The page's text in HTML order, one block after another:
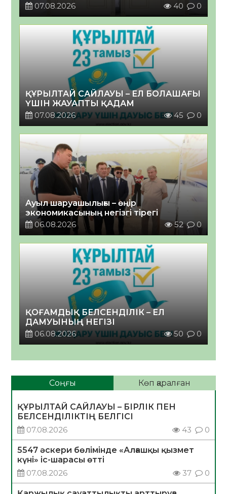
07.08.2026
40 0
ҚҰРЫЛТАЙ САЙЛАУЫ – ЕЛ БОЛАШАҒЫ
ҮШІН ЖАУАПТЫ ҚАДАМ
07.08.2026
45 0
Ауыл шаруашылығы – өңір
экономикасының негізгі тірегі
06.08.2026
52 0
ҚОҒАМДЫҚ БЕЛСЕНДІЛІК – ЕЛ
ДАМУЫНЫҢ НЕГІЗІ
06.08.2026
50 0
Соңғы Көп қаралған
ҚҰРЫЛТАЙ САЙЛАУЫ – БІРЛІК ПЕН
БЕЛСЕНДІЛІКТІҢ БЕЛГІСІ
07.08.2026
43 0
5547 әскери бөлімінде «Алғашқы қызмет
күні» іс-шарасы өтті
07.08.2026
37 0